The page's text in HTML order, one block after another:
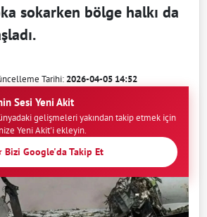
sokarken bölge halkı da
Tarihi:2026-04-05 14:52
Sesi Yeni Akit
gelişmeleri yakından takip etmek için
Yeni Akit'i ekleyin.
Bizi Google'da Takip Et